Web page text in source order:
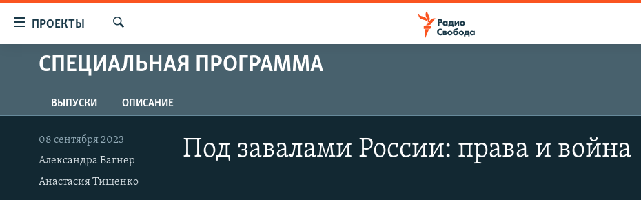
упрощенного
Вернуться
к
основному
содержанию
ПРОЕКТЫ
ПРОГРАММЫ
АВТОРСКИЕ ПРОЕКТЫ
ЦИТАТЫ СВОБОДЫ
МНЕНИЯ
КУЛЬТУРА
СПЕЦИАЛЬНАЯ ПРОГРАММА
ВЫПУСКИ ОПИСАНИЕ
Под завалами России: права и война
08 сентября 2023
Александра Вагнер
Анастасия Тищенко